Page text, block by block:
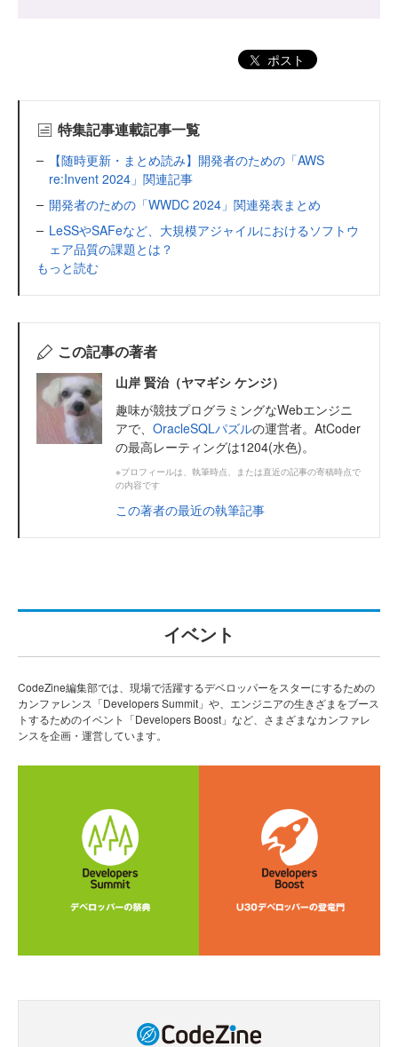
ポスト
特集記事連載記事一覧
【随時更新・まとめ読み】開発者のための「AWS
re:Invent 2024」関連記事
開発者のための「WWDC 2024」関連発表まとめ
LeSSやSAFeなど、大規模アジャイルにおけるソフトウ
ェア品質の課題とは？
もっと読む
この記事の著者
山岸 賢治（ヤマギシ ケンジ）
趣味が競技プログラミングなWebエンジニ
アで、 OracleSQLパズルの運営者。AtCoder
の最高レーティングは1204(水色)。
※プロフィールは、執筆時点、または直近の記事の寄稿時点で
の内容です
この著者の最近の執筆記事
イベント
CodeZine編集部では、現場で活躍するデベロッパーをスターにするための
カンファレンス「Developers Summit」や、エンジニアの生きざまをブース
トするためのイベント「Developers Boost」など、さまざまなカンファレ
ンスを企画・運営しています。